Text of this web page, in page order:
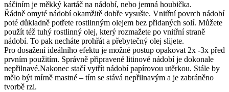
náčiním je měkký kartáč na nádobí, nebo jemná houbička.
Řádně omyté nádobí okamžitě dobře vysušte. Vnitřní povrch nádobí
poté důkladně potřete rostlinným olejem bez přidaných solí. Můžete
použít též tuhý rostlinný olej, který rozmažete po vnitřní straně
nádobí. To pak necháte prohřát a přebytečný olej slijete.
Pro dosažení ideálního efektu je možné postup opakovat 2x -3x před
prvním použitím. Správně připravené litinové nádobí je dokonale
nepřilnavé.Nakonec stačí vytřít nádobí papírovou utěrkou. Stále by
mělo být mírně mastné – tím se stává nepřilnavým a je zabráněno
tvorbě rzi.